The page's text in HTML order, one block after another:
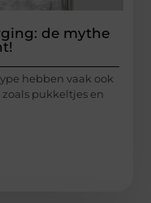
de mythe
hebben vaak ook
pukkeltjes en